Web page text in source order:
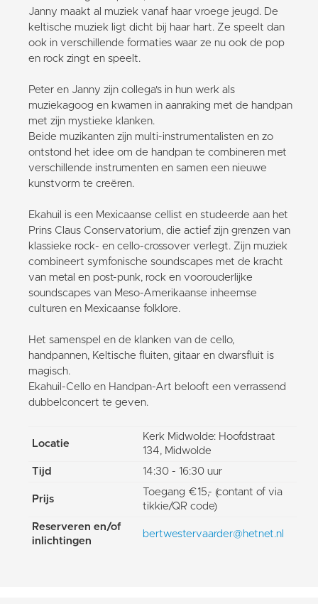
Janny maakt al muziek vanaf haar vroege jeugd. De
keltische muziek ligt dicht bij haar hart. Ze speelt dan
ook in verschillende formaties waar ze nu ook de pop
en rock zingt en speelt.
Peter en Janny zijn collega's in hun werk als
muziekagoog en kwamen in aanraking met de handpan
met zijn mystieke klanken.
Beide muzikanten zijn multi-instrumentalisten en zo
ontstond het idee om de handpan te combineren met
verschillende instrumenten en samen een nieuwe
kunstvorm te creëren.
Ekahuil is een Mexicaanse cellist en studeerde aan het
Prins Claus Conservatorium, die actief zijn grenzen van
klassieke rock- en cello-crossover verlegt. Zijn muziek
combineert symfonische soundscapes met de kracht
van metal en post-punk, rock en voorouderlijke
soundscapes van Meso-Amerikaanse inheemse
culturen en Mexicaanse folklore.
Het samenspel en de klanken van de cello,
handpannen, Keltische fluiten, gitaar en dwarsfluit is
magisch.
Ekahuil-Cello en Handpan-Art belooft een verrassend
dubbelconcert te geven.
Locatie
Kerk Midwolde: Hoofdstraat
134, Midwolde
Tijd
14:30 - 16:30 uur
Prijs
Toegang €15,- (contant of via
tikkie/QR code)
Reserveren en/of
inlichtingen
bertwestervaarder@hetnet.nl